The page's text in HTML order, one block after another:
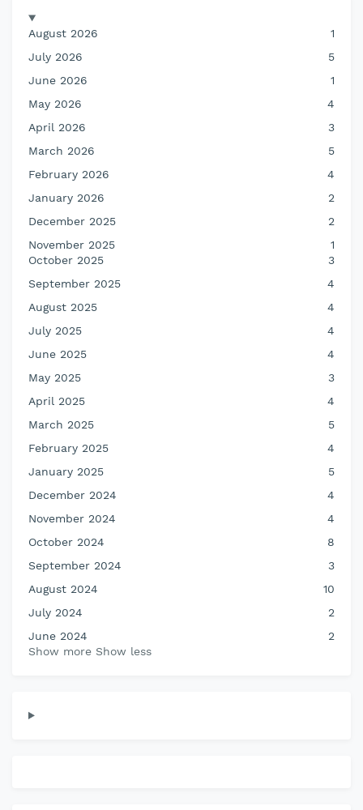
August 2026
1
July 2026
5
June 2026
1
May 2026
4
April 2026
3
March 2026
5
February 2026
4
January 2026
2
December 2025
2
November 2025
1
October 2025
3
September 2025
4
August 2025
4
July 2025
4
June 2025
4
May 2025
3
April 2025
4
March 2025
5
February 2025
4
January 2025
5
December 2024
4
November 2024
4
October 2024
8
September 2024
3
August 2024
10
July 2024
2
June 2024
2
Show more Show less